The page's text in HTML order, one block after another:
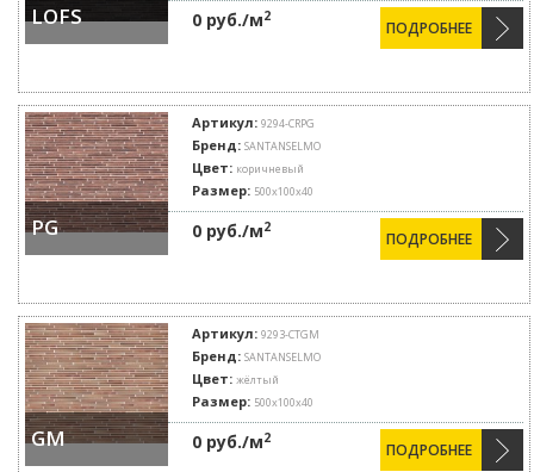
LOFS 0 руб./м2
ПОДРОБНЕЕ
PG
Артикул: 9294-CRPG
Бренд: SANTANSELMO
Цвет: коричневый
Размер: 500х100х40
0 руб./м2
ПОДРОБНЕЕ
GM
Артикул: 9293-CTGM
Бренд: SANTANSELMO
Цвет: жёлтый
Размер: 500х100х40
0 руб./м2
ПОДРОБНЕЕ